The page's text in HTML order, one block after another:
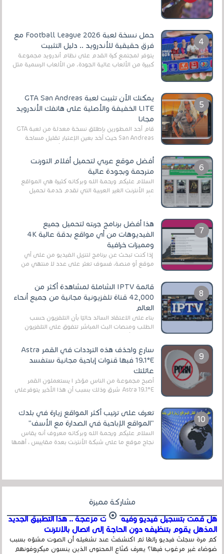
حمل نسخة لعبة Football League 2026 مع
فرق حقيقية للأندرويد .. دليل التثبيت
يتوفر لمجتمع كرة القدم على نظام أندرويد مجموعة
كبيرة من الألعاب عالية الجودة. من الألعاب الرسمية مثل
يمكنك الآن تثبيت لعبة GTA San Andreas
LITE الخفيفة والأصلية على هاتفك الأندرويد
مجانا
قام أحد المطورين بإطلاق نسخة معدلة من لعبة GTA
San Andreas حيث أخد بعين الإعتبار تقليل مساحة
أفضل موقع عربي لتحميل أفلام التورنت
مترجمة وبجودة عالية
السلام عليكم ورحمة الله وبركاته كثيرة هي المواقع
عبر الأنترنت الغير العربية التي تقدم خدمة تحميل
هذا أفضل برنامج جربته لتحميل جميع
الفيديوهات من أي مواقع بدقة عالية 4K
ومميزات خرافية
إذا كنت تبحث عن برنامج لتنزيل الفيديو من على أي
موقع أو منصة، فسوف تعثر على عدد لا منتهي من
قائمة IPTV الشاملة لمشاهدة أكثر من
42,000 قناة تلفزيونية مجانية من جميع أنحاء
العالم
بناءً على الاعتقاد السائد حاليًا بأن التلفزيون حسب
الطلب ومنصات البث المباشر تتفوق على التلفزيون
سارع واحذف هذه الترددات في القمر Astra
19.1°E فبها قنوات إباحية مجانية ستفسد
عائلتك
أصبح مجموعة من الناس مؤخر ا يستعملون القمر
Astra 19.1°E شرق وذلك بسبب أن هذا الأخير يتوفرعلى
تعرف على ترتيب أكثر المواقع زيارة في بلدك
"المواقع الإباحية في الصدارة مع الأسف"
السلام عليكم ورحمة الله وبركاته معروف أنه يقاس
نجاح موقع ما على شبكة الأنترنت بعدة مقاييس ، أهمها
مشاركة مميزة
هل قمت بتسجيل فيديو وفيه أصوت مزعجة .. هذا التطبيق الجديد
المذهل يقوم بتنظيفه دون الحاجة إلى اتصال بالإنترنت
كم مرة سجلتَ فيديو رائعًا ثم اكتشفتَ عند تشغيله أن الصوت مشوّه بسبب
ضوضاء غير مرغوب فيها؟ يعرف صُنّاع المحتوى الذين ينسون ميكروفونهم